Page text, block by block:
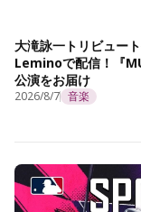
大滝詠一トリビュー
Leminoで配信！『
公演をお届け
2026/8/7 音楽